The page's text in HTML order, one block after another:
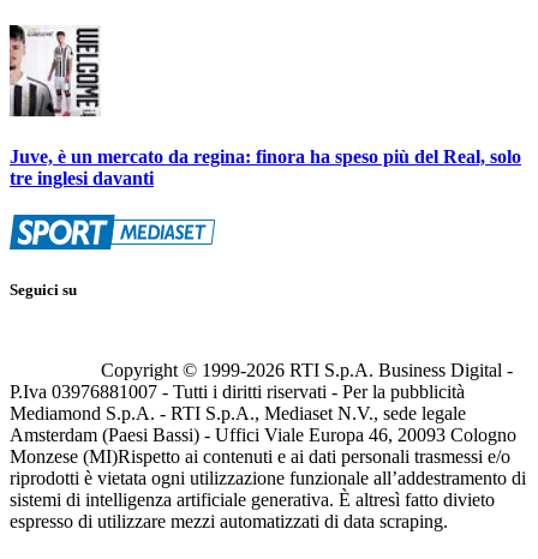
Juve, è un mercato da regina: finora ha speso più del Real, solo
tre inglesi davanti
Seguici su
Copyright © 1999-2026 RTI S.p.A. Business Digital -
P.Iva 03976881007 - Tutti i diritti riservati - Per la pubblicità
Mediamond S.p.A. - RTI S.p.A., Mediaset N.V., sede legale
Amsterdam (Paesi Bassi) - Uffici Viale Europa 46, 20093 Cologno
Monzese (MI)Rispetto ai contenuti e ai dati personali trasmessi e/o
riprodotti è vietata ogni utilizzazione funzionale all’addestramento di
sistemi di intelligenza artificiale generativa. È altresì fatto divieto
espresso di utilizzare mezzi automatizzati di data scraping.